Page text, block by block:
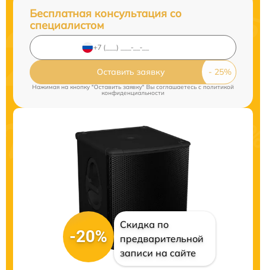
Бесплатная консультация со
специалистом
Оставить заявку
Нажимая на кнопку "Оставить заявку" Вы соглашаетесь cполитикой
конфиденциальности
-20%
Скидка по
предварительной
записи на сайте